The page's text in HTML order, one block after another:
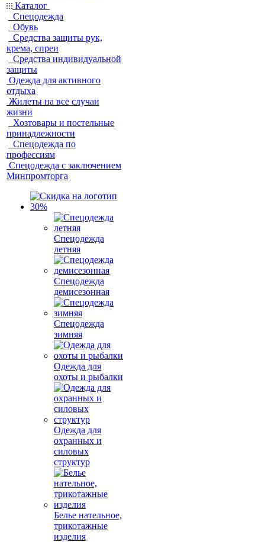
Каталог
Спецодежда
Обувь
Средства защиты рук,
крема, спреи
Средства индивидуальной
защиты
Одежда для активного
отдыха
Жилеты на все случаи
жизни
Хозтовары и постельные
принадлежности
Спецодежда по
профессиям
Спецодежда с заключением
Минпромторга
Спецодежда
летняя
Спецодежда
демисезонная
Спецодежда
зимняя
Одежда для
охоты и рыбалки
Одежда для
охранных и
силовых
структур
Белье нательное,
трикотажные
изделия